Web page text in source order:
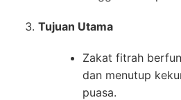
Tujuan Utama
Zakat fitrah
dan menutup
puasa.